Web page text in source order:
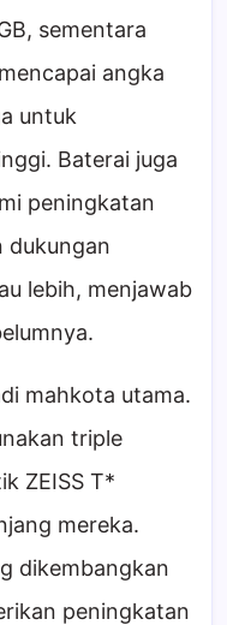
sementara
angka
untuk
Baterai juga
peningkatan
dukungan
lebih, menjawab
mahkota utama.
triple
ZEISS T*
mereka.
dikembangkan
peningkatan